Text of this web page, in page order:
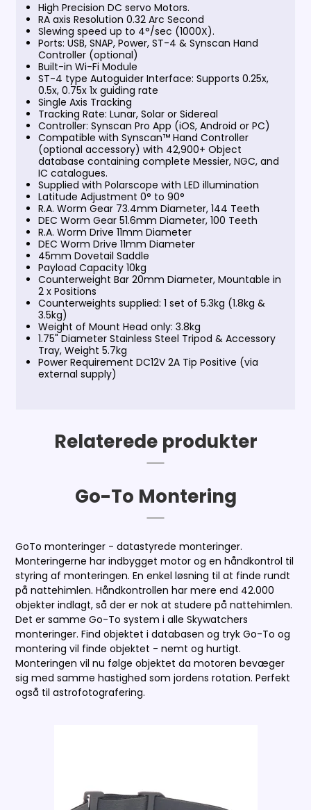
High Precision DC servo Motors.
RA axis Resolution 0.32 Arc Second
Slewing speed up to 4°/sec (1000X).
Ports: USB, SNAP, Power, ST-4 & Synscan Hand
Controller (optional)
Built-in Wi-Fi Module
ST-4 type Autoguider Interface: Supports 0.25x,
0.5x, 0.75x 1x guiding rate
Single Axis Tracking
Tracking Rate: Lunar, Solar or Sidereal
Controller: Synscan Pro App (iOS, Android or PC)
Compatible with Synscan™ Hand Controller
(optional accessory) with 42,900+ Object
database containing complete Messier, NGC, and
IC catalogues.
Supplied with Polarscope with LED illumination
Latitude Adjustment 0° to 90°
R.A. Worm Gear 73.4mm Diameter, 144 Teeth
DEC Worm Gear 51.6mm Diameter, 100 Teeth
R.A. Worm Drive 11mm Diameter
DEC Worm Drive 11mm Diameter
45mm Dovetail Saddle
Payload Capacity 10kg
Counterweight Bar 20mm Diameter, Mountable in
2 x Positions
Counterweights supplied: 1 set of 5.3kg (1.8kg &
3.5kg)
Weight of Mount Head only: 3.8kg
1.75" Diameter Stainless Steel Tripod & Accessory
Tray, Weight 5.7kg
Power Requirement DC12V 2A Tip Positive (via
external supply)
Relaterede produkter
Go-To Montering
GoTo monteringer - datastyrede monteringer.
Monteringerne har indbygget motor og en håndkontrol til
styring af monteringen. En enkel løsning til at finde rundt
på nattehimlen. Håndkontrollen har mere end 42.000
objekter indlagt, så der er nok at studere på nattehimlen.
Det er samme Go-To system i alle Skywatchers
monteringer. Find objektet i databasen og tryk Go-To og
montering vil finde objektet - nemt og hurtigt.
Monteringen vil nu følge objektet da motoren bevæger
sig med samme hastighed som jordens rotation. Perfekt
også til astrofotografering.